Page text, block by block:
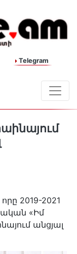
Telegram
որը 2019-2021
«Իմ
անցյալ